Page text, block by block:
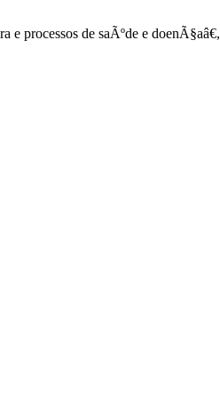
processos de saÃºde e doenÃ§aâ€,